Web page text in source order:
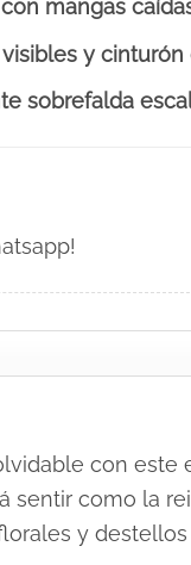
mangas
y cinturón
sobrefalda
con
sentir como la
y